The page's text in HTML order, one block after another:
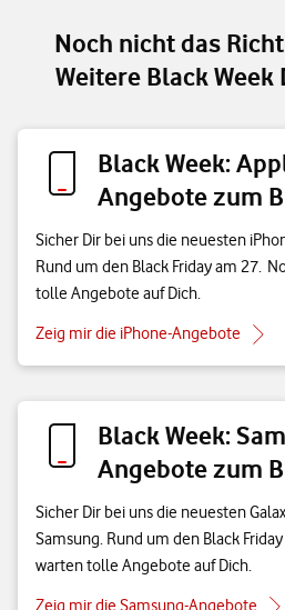
Noch nicht das
Weitere Black Week
Black Week:
Angebote zum
Sicher Dir bei uns die neuesten
Rund um den Black Friday am 27.
tolle Angebote auf Dich.
Zeig mir die iPhone-Angebote
Black Week:
Angebote zum
Sicher Dir bei uns die neuesten
Samsung. Rund um den Black
warten tolle Angebote auf Dich.
Zeig mir die Samsung-Angebote